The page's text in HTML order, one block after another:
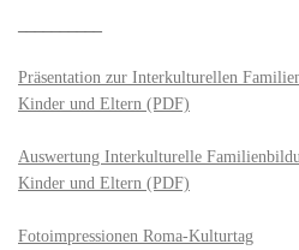
Präsentation zur Interkulturellen
Kinder und Eltern (PDF)
Auswertung Interkulturelle
Kinder und Eltern (PDF)
Fotoimpressionen Roma-Kulturtag